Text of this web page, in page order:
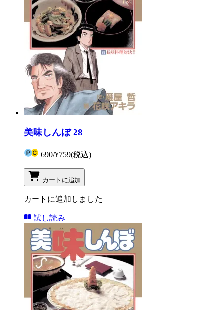
美味しんぼ 28
690/¥759(税込)
カートに追加
カートに追加しました
試し読み